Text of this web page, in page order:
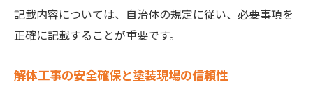
記載内容については、自治体の規定に従い、必要事項を
正確に記載することが重要です。
解体工事の安全確保と塗装現場の信頼性